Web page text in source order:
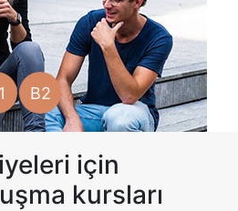
B2
için
kursları